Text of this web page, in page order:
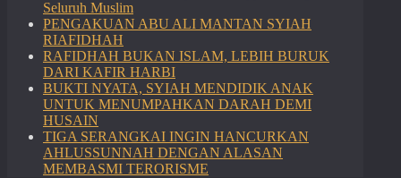
Seluruh Muslim
PENGAKUAN ABU ALI MANTAN SYIAH
RIAFIDHAH
RAFIDHAH BUKAN ISLAM, LEBIH BURUK
DARI KAFIR HARBI
BUKTI NYATA, SYIAH MENDIDIK ANAK
UNTUK MENUMPAHKAN DARAH DEMI
HUSAIN
TIGA SERANGKAI INGIN HANCURKAN
AHLUSSUNNAH DENGAN ALASAN
MEMBASMI TERORISME